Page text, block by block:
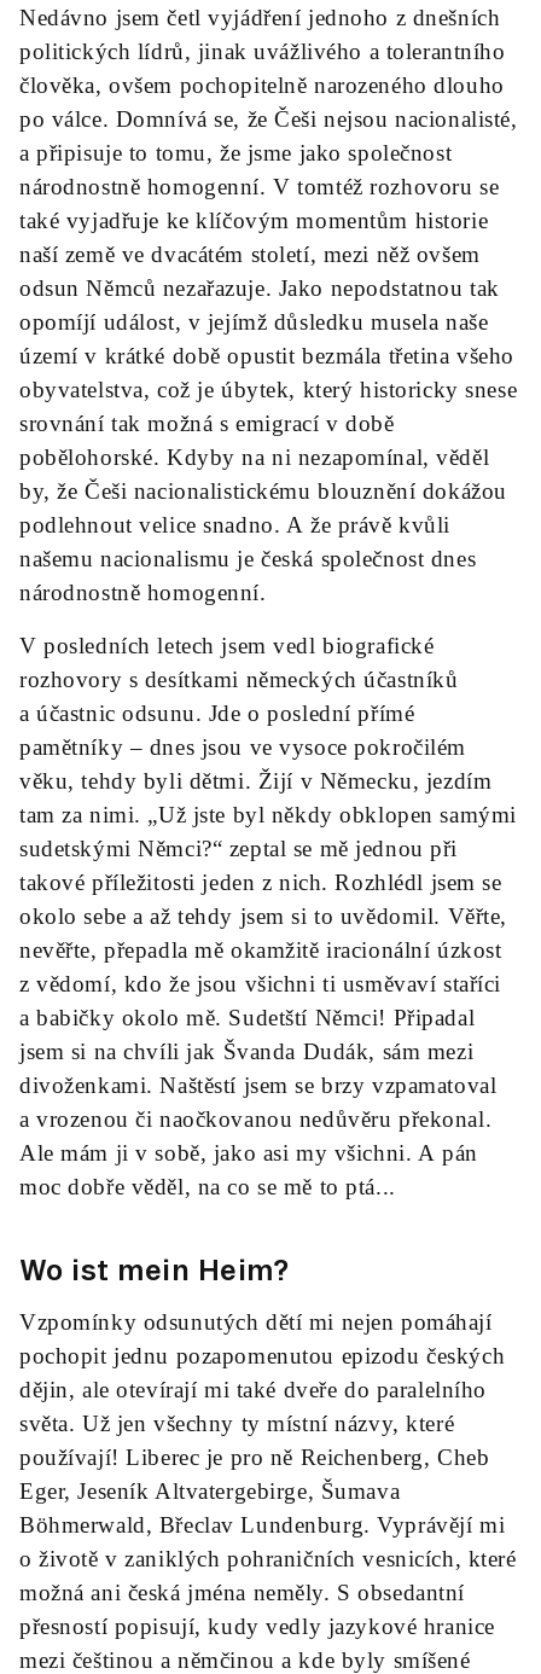
Nedávno jsem četl vyjádření jednoho z dnešních
politických lídrů, jinak uvážlivého a tolerantního
člověka, ovšem pochopitelně narozeného dlouho
po válce. Domnívá se, že Češi nejsou nacionalisté,
a připisuje to tomu, že jsme jako společnost
národnostně homogenní. V tomtéž rozhovoru se
také vyjadřuje ke klíčovým momentům historie
naší země ve dvacátém století, mezi něž ovšem
odsun Němců nezařazuje. Jako nepodstatnou tak
opomíjí událost, v jejímž důsledku musela naše
území v krátké době opustit bezmála třetina všeho
obyvatelstva, což je úbytek, který historicky snese
srovnání tak možná s emigrací v době
pobělohorské. Kdyby na ni nezapomínal, věděl
by, že Češi nacionalistickému blouznění dokážou
podlehnout velice snadno. A že právě kvůli
našemu nacionalismu je česká společnost dnes
národnostně homogenní.
V posledních letech jsem vedl biografické
rozhovory s desítkami německých účastníků
a účastnic odsunu. Jde o poslední přímé
pamětníky – dnes jsou ve vysoce pokročilém
věku, tehdy byli dětmi. Žijí v Německu, jezdím
tam za nimi. „Už jste byl někdy obklopen samými
sudetskými Němci?“ zeptal se mě jednou při
takové příležitosti jeden z nich. Rozhlédl jsem se
okolo sebe a až tehdy jsem si to uvědomil. Věřte,
nevěřte, přepadla mě okamžitě iracionální úzkost
z vědomí, kdo že jsou všichni ti usměvaví staříci
a babičky okolo mě. Sudetští Němci! Připadal
jsem si na chvíli jak Švanda Dudák, sám mezi
divoženkami. Naštěstí jsem se brzy vzpamatoval
a vrozenou či naočkovanou nedůvěru překonal.
Ale mám ji v sobě, jako asi my všichni. A pán
moc dobře věděl, na co se mě to ptá...
Wo ist mein Heim?
Vzpomínky odsunutých dětí mi nejen pomáhají
pochopit jednu pozapomenutou epizodu českých
dějin, ale otevírají mi také dveře do paralelního
světa. Už jen všechny ty místní názvy, které
používají! Liberec je pro ně Reichenberg, Cheb
Eger, Jeseník Altvatergebirge, Šumava
Böhmerwald, Břeclav Lundenburg. Vyprávějí mi
o životě v zaniklých pohraničních vesnicích, které
možná ani česká jména neměly. S obsedantní
přesností popisují, kudy vedly jazykové hranice
mezi češtinou a němčinou a kde byly smíšené